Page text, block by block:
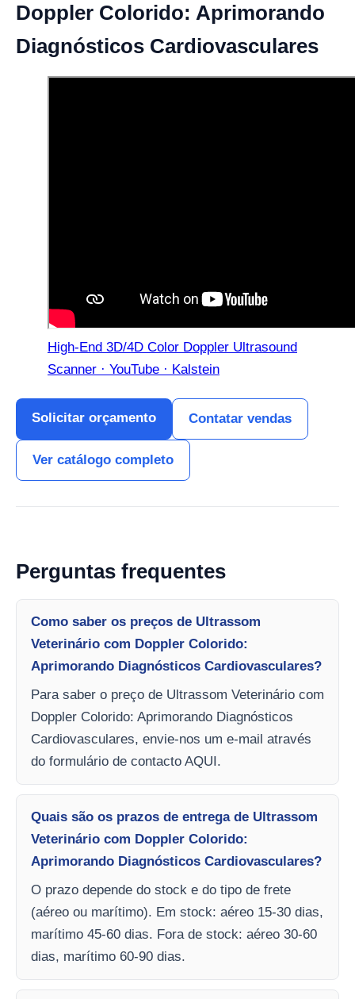
Doppler Colorido: Aprimorando
Diagnósticos Cardiovasculares
High-End 3D/4D Color Doppler Ultrasound
Scanner · YouTube · Kalstein
Solicitar orçamento Contatar vendas
Ver catálogo completo
Perguntas frequentes
Como saber os preços de Ultrassom
Veterinário com Doppler Colorido:
Aprimorando Diagnósticos Cardiovasculares?
Para saber o preço de Ultrassom Veterinário com
Doppler Colorido: Aprimorando Diagnósticos
Cardiovasculares, envie-nos um e-mail através
do formulário de contacto AQUI.
Quais são os prazos de entrega de Ultrassom
Veterinário com Doppler Colorido:
Aprimorando Diagnósticos Cardiovasculares?
O prazo depende do stock e do tipo de frete
(aéreo ou marítimo). Em stock: aéreo 15-30 dias,
marítimo 45-60 dias. Fora de stock: aéreo 30-60
dias, marítimo 60-90 dias.